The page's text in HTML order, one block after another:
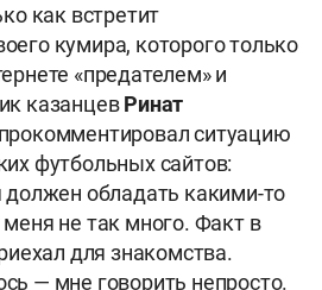
как встретит
кумира, которого только
«предателем» и
казанцевРинат
ситуацию
футбольных сайтов:
должен обладать какими-то
не так много. Факт в
для знакомства.
— мне говорить непросто.